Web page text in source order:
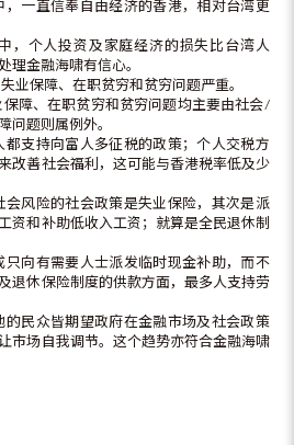
，一直信奉自由经济的香港，相对台湾更
，个人投资及家庭经济的损失比台湾人
理金融海啸有信心。
业保障、在职贫穷和贫穷问题严重。
保障、在职贫穷和贫穷问题均主要由社会/
问题则属例外。
都支持向富人多征税的政策；个人交税方
改善社会福利，这可能与香港税率低及少
会风险的社会政策是失业保险，其次是派
资和补助低收入工资；就算是全民退休制
只向有需要人士派发临时现金补助，而不
退休保险制度的供款方面，最多人支持劳
的民众皆期望政府在金融市场及社会政策
市场自我调节。这个趋势亦符合金融海啸